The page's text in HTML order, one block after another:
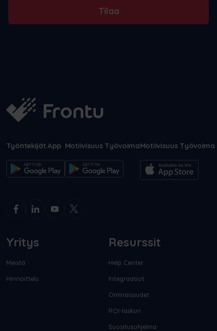
Tilaa
Työntekijät App Motiivisuus TyövoimaMotiivisuus Työvoima
Yritys
Meistä
Hinnoittelu
Resurssit
Help Center
Integraatiot
Ominaisuudet
ROI-laskuri
Suositusohjelma